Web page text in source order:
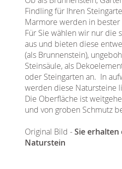
Findling für Ihren
Marmore werden in bester
Für Sie wählen wir nur die
aus und bieten diese
(als Brunnenstein),
Steinsäule, als
oder Steingarten an. In
werden diese Natursteine
Die Oberfläche ist
und von groben Schmutz
Original Bild -Sie erhalten
Naturstein